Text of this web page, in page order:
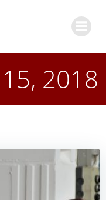
2018